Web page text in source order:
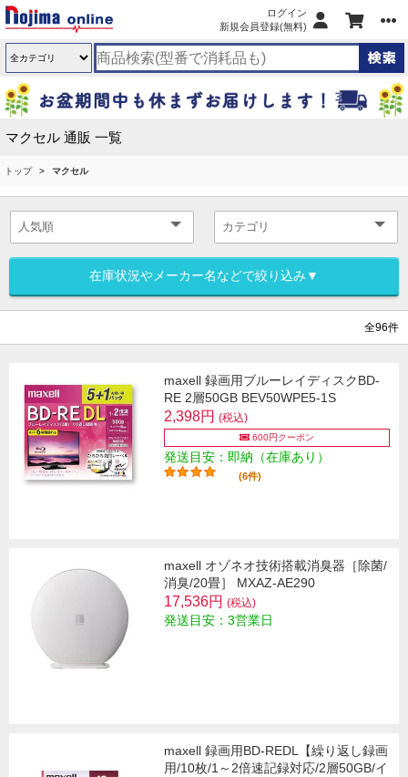
ログイン
新規会員登録(無料)
マクセル 通販 一覧
トップ マクセル
在庫状況やメーカー名などで絞り込み▼
全96件
maxell 録画用ブルーレイディスクBD-
RE 2層50GB BEV50WPE5-1S
2,398円 (税込)
600円クーポン
発送目安：即納（在庫あり）
(6件)
maxell オゾネオ技術搭載消臭器［除菌/
消臭/20畳］ MXAZ-AE290
17,536円 (税込)
発送目安：3営業日
maxell 録画用BD-REDL【繰り返し録画
用/10枚/1～2倍速記録対応/2層50GB/イ